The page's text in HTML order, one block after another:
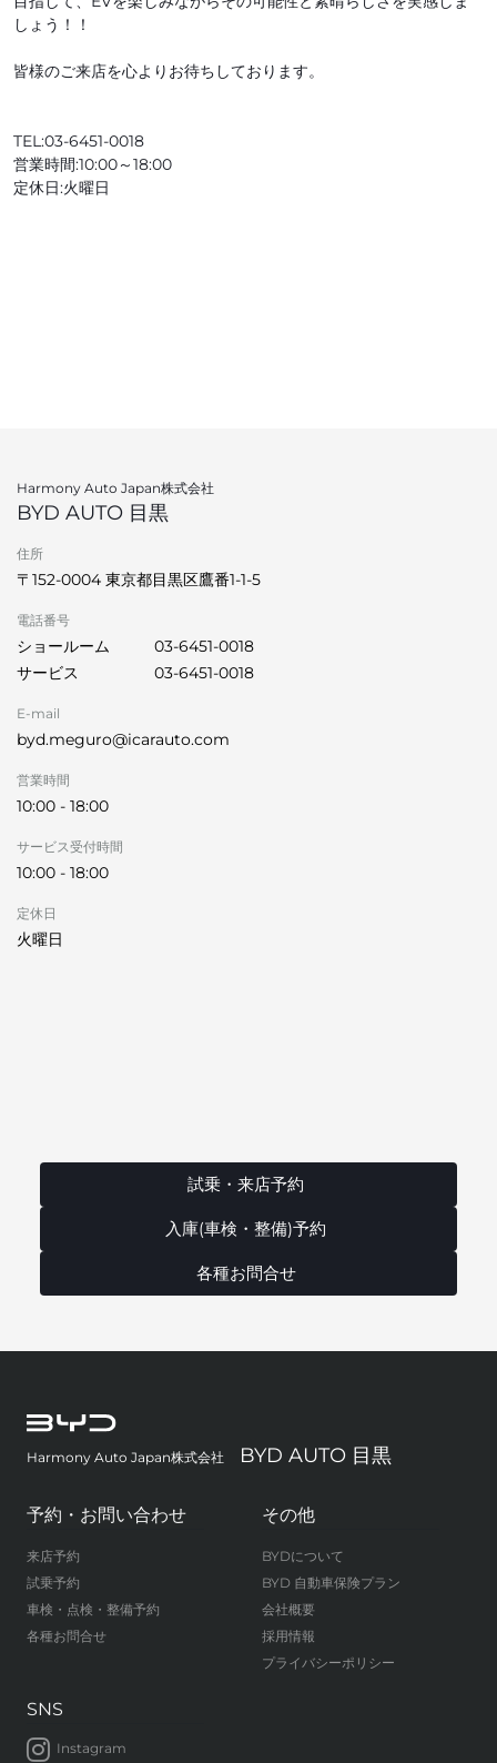
しょう！！
皆様のご来店を心よりお待ちしております。
TEL:03-6451-0018
営業時間:10:00～18:00
定休日:火曜日
Harmony Auto Japan株式会社
BYD AUTO 目黒
住所
〒152-0004 東京都目黒区鷹番1-1-5
電話番号
ショールーム
03-6451-0018
サービス
03-6451-0018
E-mail
byd.meguro@icarauto.com
営業時間
10:00 - 18:00
サービス受付時間
10:00 - 18:00
定休日
火曜日
試乗・来店予約
入庫(車検・整備)予約
各種お問合せ
Harmony Auto Japan株式会社 BYD AUTO 目黒
予約・お問い合わせ
来店予約
試乗予約
車検・点検・整備予約
各種お問合せ
その他
BYDについて
BYD 自動車保険プラン
会社概要
採用情報
プライバシーポリシー
SNS
Instagram